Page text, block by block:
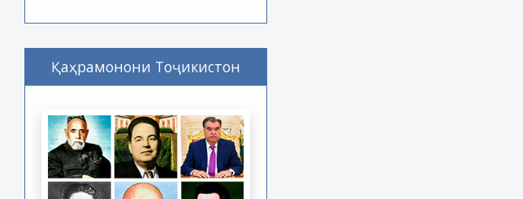
Қаҳрамонони Тоҷикистон